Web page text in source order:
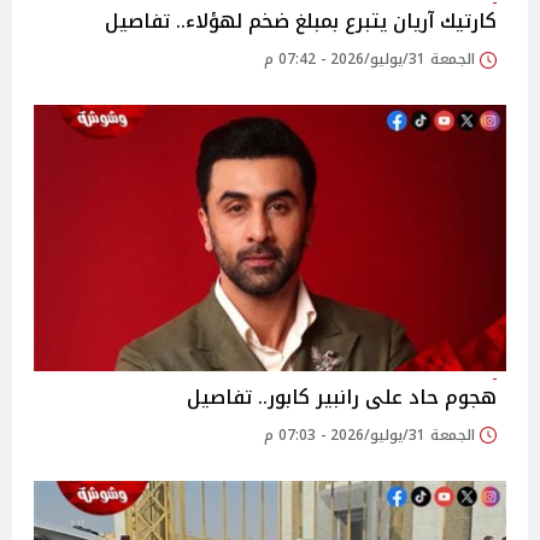
كارتيك آريان يتبرع بمبلغ ضخم لهؤلاء.. تفاصيل
الجمعة 31/يوليو/2026 - 07:42 م
هجوم حاد على رانبير كابور.. تفاصيل
الجمعة 31/يوليو/2026 - 07:03 م